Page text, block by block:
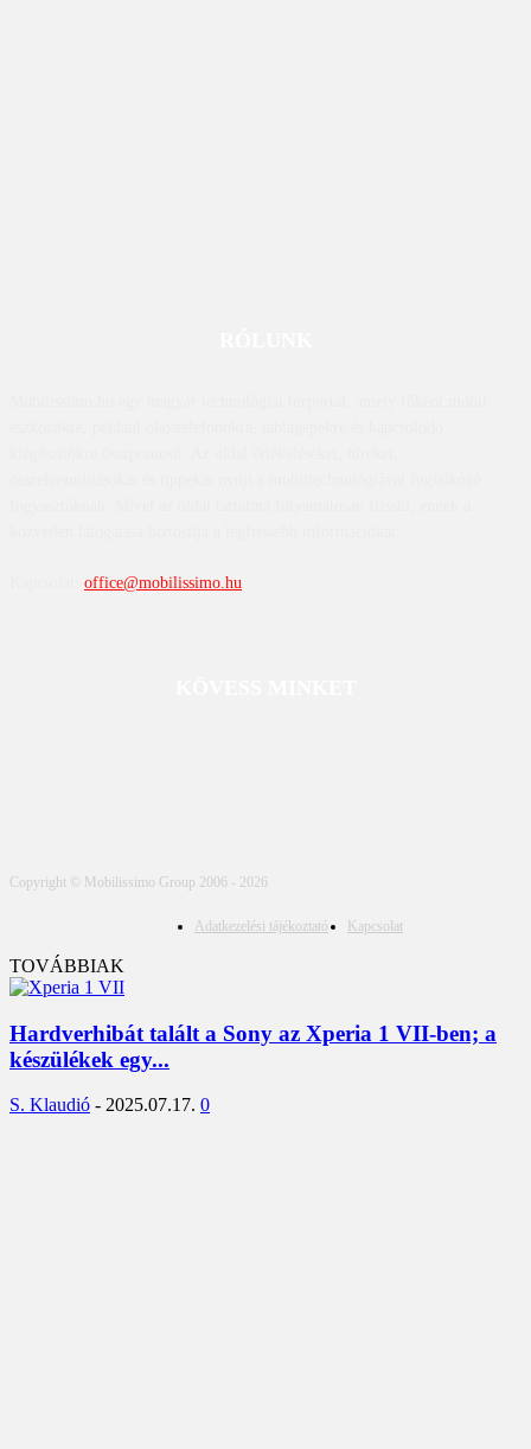
office@mobilissimo.hu
Copyright © Mobilissimo Group 2006 - 2026
Adatkezelési tájékoztató Kapcsolat
TOVÁBBIAK
Hardverhibát talált a Sony az Xperia 1 VII-ben; a
készülékek egy...
S. Klaudió - 2025.07.17. 0